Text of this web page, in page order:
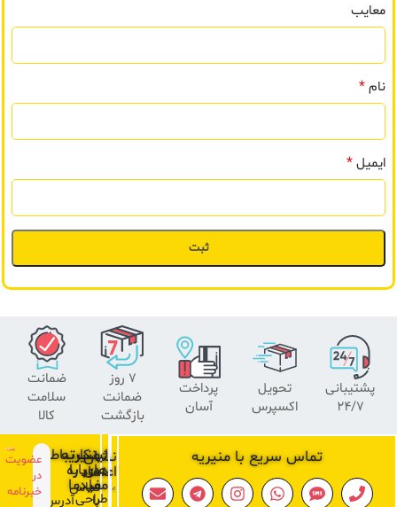
معایب
نام*
ایمیل*
پشتیبانی
24/7
تحویل
اکسپرس
پرداخت
آسان
۷ روز
ضمانت
بازگشت
ضمانت
سلامت
کالا
تماس سریع با منیریه نشان
اعتماد
لینک
های
مفید
طراحی
منیریه
درباره
ما
تماس
با
ارتباط
با
ما
آدرس
عضویت
در
خبرنامه